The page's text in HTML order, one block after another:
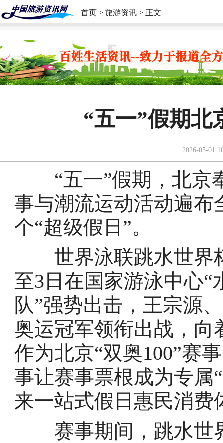
首页 > 旅游资讯 > 正文
“五一”假期北
2026-05-01
“五一”假期，北京
事与潮流运动活动遍布
个“超级假日”。
世界泳联跳水世界
至3日在国家游泳中心“
队”强势出击，王宗源
奥运冠军领衔出战，向
作为北京“双奥100”赛
事让赛事票根成为专属
来一站式假日惠民消费
赛事期间，跳水世